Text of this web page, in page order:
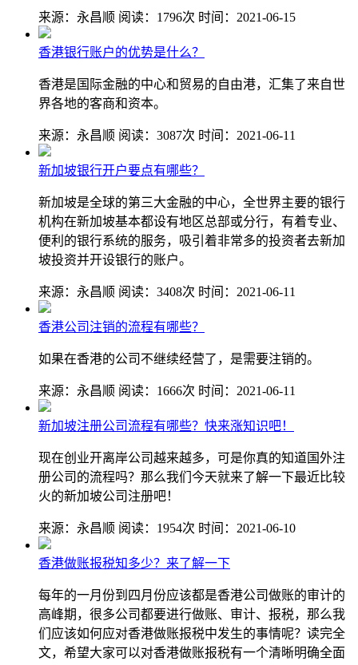
来源：永昌顺 阅读：1796次 时间：2021-06-15
香港银行账户的优势是什么？
香港是国际金融的中心和贸易的自由港，汇集了来自世
界各地的客商和资本。
来源：永昌顺 阅读：3087次 时间：2021-06-11
新加坡银行开户要点有哪些？
新加坡是全球的第三大金融的中心，全世界主要的银行
机构在新加坡基本都设有地区总部或分行，有着专业、
便利的银行系统的服务，吸引着非常多的投资者去新加
坡投资并开设银行的账户。
来源：永昌顺 阅读：3408次 时间：2021-06-11
香港公司注销的流程有哪些？
如果在香港的公司不继续经营了，是需要注销的。
来源：永昌顺 阅读：1666次 时间：2021-06-11
新加坡注册公司流程有哪些？快来涨知识吧！
现在创业开离岸公司越来越多，可是你真的知道国外注
册公司的流程吗？那么我们今天就来了解一下最近比较
火的新加坡公司注册吧！
来源：永昌顺 阅读：1954次 时间：2021-06-10
香港做账报税知多少？来了解一下
每年的一月份到四月份应该都是香港公司做账的审计的
高峰期，很多公司都要进行做账、审计、报税，那么我
们应该如何应对香港做账报税中发生的事情呢？读完全
文，希望大家可以对香港做账报税有一个清晰明确全面